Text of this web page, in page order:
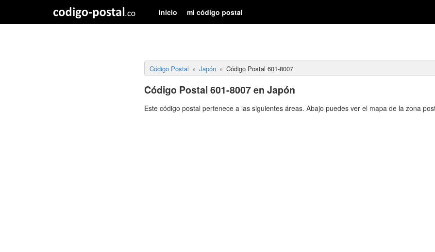
inicio mi código postal
Código Postal Japón Código Postal 601-8007
Código Postal 601-8007 en Japón
Este código postal pertenece a las siguientes áreas. Abajo puedes ver el mapa de la zona